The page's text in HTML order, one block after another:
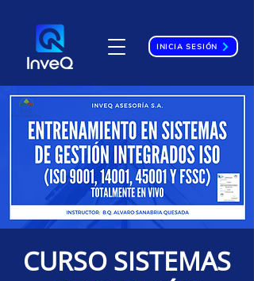
INICIA SESIÓN
CURSO SISTEMAS